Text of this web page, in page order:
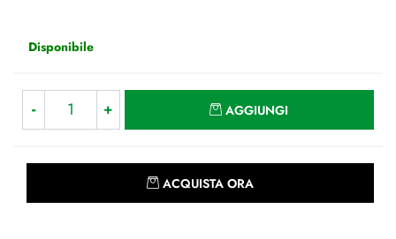
Disponibile
AGGIUNGI
ACQUISTA ORA